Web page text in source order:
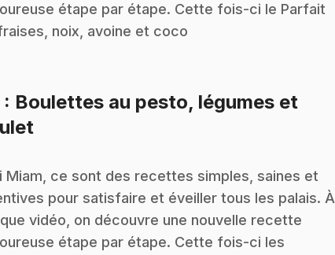
étape par étape. Cette fois-ci le Parfait
noix, avoine et coco
: Boulettes au pesto, légumes et
.
Miam, ce sont des recettes simples, saines et
pour satisfaire et éveiller tous les palais. À
vidéo, on découvre une nouvelle recette
étape par étape. Cette fois-ci les